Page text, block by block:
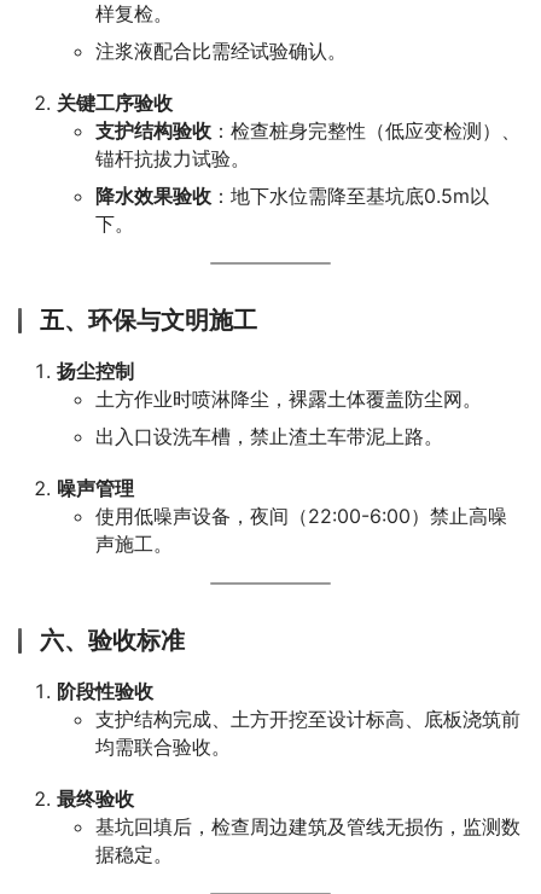
样复检。
注浆液配合比需经试验确认。
关键工序验收
支护结构验收 ：检查桩身完整性（低应变检测）、
锚杆抗拔力试验。
降水效果验收 ：地下水位需降至基坑底0.5m以
下。
五、环保与文明施工
扬尘控制
土方作业时喷淋降尘，裸露土体覆盖防尘网。
出入口设洗车槽，禁止渣土车带泥上路。
噪声管理
使用低噪声设备，夜间（22:00-6:00）禁止高噪
声施工。
六、验收标准
阶段性验收
支护结构完成、土方开挖至设计标高、底板浇筑前
均需联合验收。
最终验收
基坑回填后，检查周边建筑及管线无损伤，监测数
据稳定。